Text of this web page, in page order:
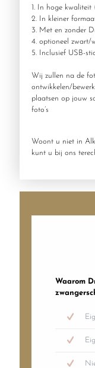
1. In hoge kwaliteit
2. In kleiner
3. Met en zonder
4. optioneel zwart/
5. Inclusief USB-
Wij zullen na de
ontwikkelen/
plaatsen op jouw
foto’s
Woont u niet in
kunt u bij ons
Waarom